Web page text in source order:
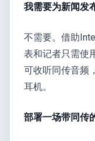
我需要为新闻发
不需要。借助
表和记者只需使
可收听同传音频
耳机。
部署一场带同传